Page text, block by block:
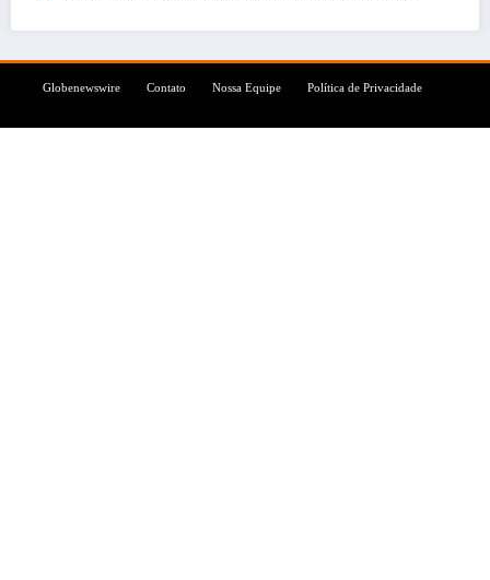
Globenewswire Contato Nossa Equipe Política de Privacidade